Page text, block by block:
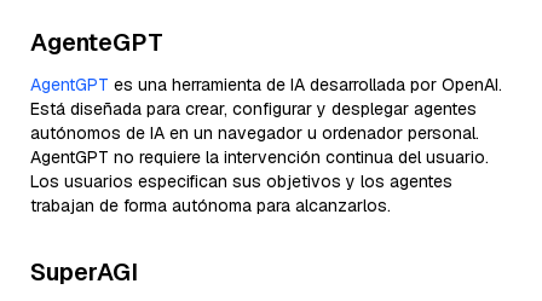
AgenteGPT
AgentGPT es una herramienta de IA desarrollada por OpenAI.
Está diseñada para crear, configurar y desplegar agentes
autónomos de IA en un navegador u ordenador personal.
AgentGPT no requiere la intervención continua del usuario.
Los usuarios especifican sus objetivos y los agentes
trabajan de forma autónoma para alcanzarlos.
SuperAGI